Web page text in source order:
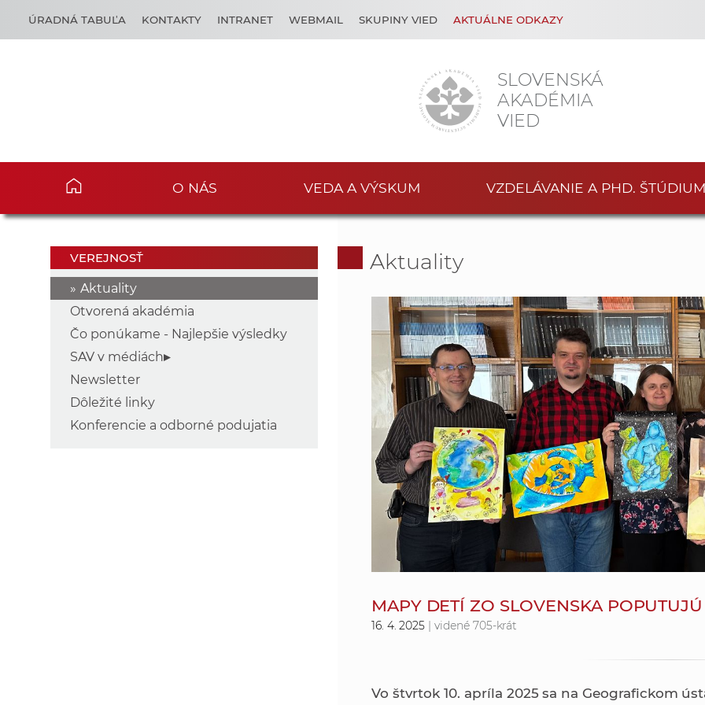
SLOVENSKÁ
AKADÉMIA
VIED
ÚRADNÁ TABUĽA KONTAKTY INTRANET WEBMAIL SKUPINY VIED AKTUÁLNE ODKAZY
O NÁS VEDA A VÝSKUM VZDELÁVANIE A PHD. ŠTÚDIUM
VEREJNOSŤ
Aktuality
Otvorená akadémia
Čo ponúkame - Najlepšie výsledky
SAV v médiách
Newsletter
Dôležité linky
Konferencie a odborné podujatia
Aktuality
MAPY DETÍ ZO SLOVENSKA
16. 4. 2025 | videné 705-krát
Vo štvrtok 10. apríla 2025 sa na Geografickom